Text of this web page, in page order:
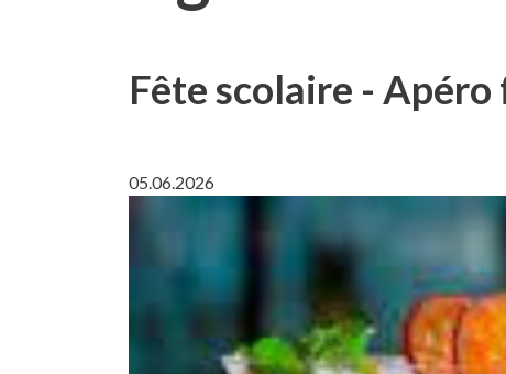
Fête scolaire -
05.06.2026